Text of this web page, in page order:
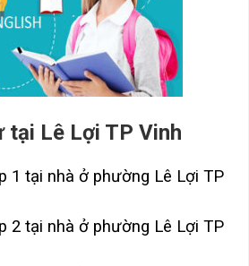
tại Lê Lợi TP Vinh
1 tại nhà ở phường Lê Lợi TP
2 tại nhà ở phường Lê Lợi TP